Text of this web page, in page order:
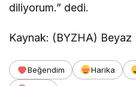
diliyorum.” dedi.
Kaynak: (BYZHA) Beyaz
Beğendim Harika